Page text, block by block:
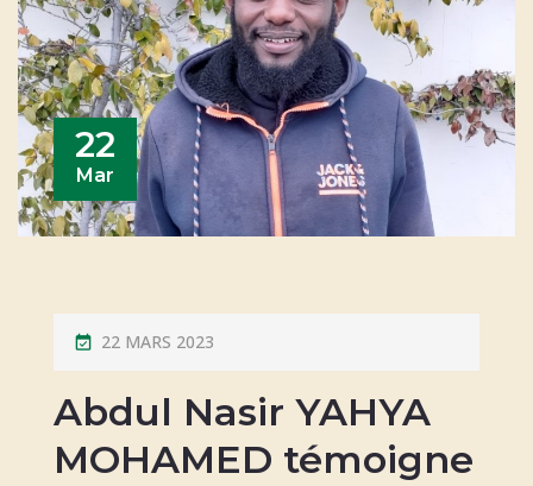
22
Mar
P
O
S
E
22 MARS 2023
Abdul Nasir YAHYA
MOHAMED témoigne